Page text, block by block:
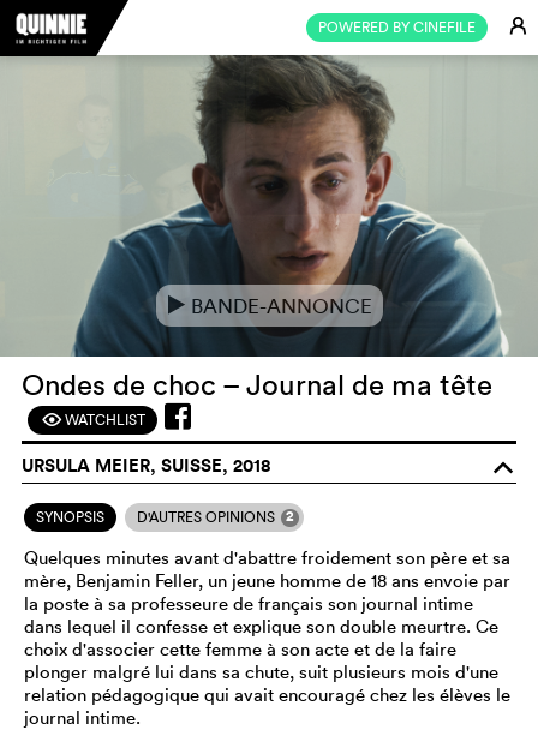
POWERED BY CINEFILE E
e BANDE-ANNONCE
Ondes de choc – Journal de ma tête
FWATCHLIST
URSULA MEIER, SUISSE, 2018 o
SYNOPSIS D'AUTRES OPINIONS 2
Quelques minutes avant d'abattre froidement son père et sa
mère, Benjamin Feller, un jeune homme de 18 ans envoie par
la poste à sa professeure de français son journal intime
dans lequel il confesse et explique son double meurtre. Ce
choix d'associer cette femme à son acte et de la faire
plonger malgré lui dans sa chute, suit plusieurs mois d'une
relation pédagogique qui avait encouragé chez les élèves le
journal intime.